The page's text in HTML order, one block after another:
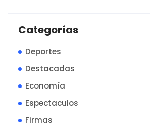
Categorías
Deportes
Destacadas
Economía
Espectaculos
Firmas